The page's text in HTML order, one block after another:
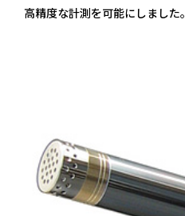
高精度な計測を可能にしました。